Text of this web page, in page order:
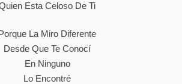
Esta Celoso De Ti
La Miro Diferente
Desde Que Te Conocí
En Ninguno
Lo Encontré